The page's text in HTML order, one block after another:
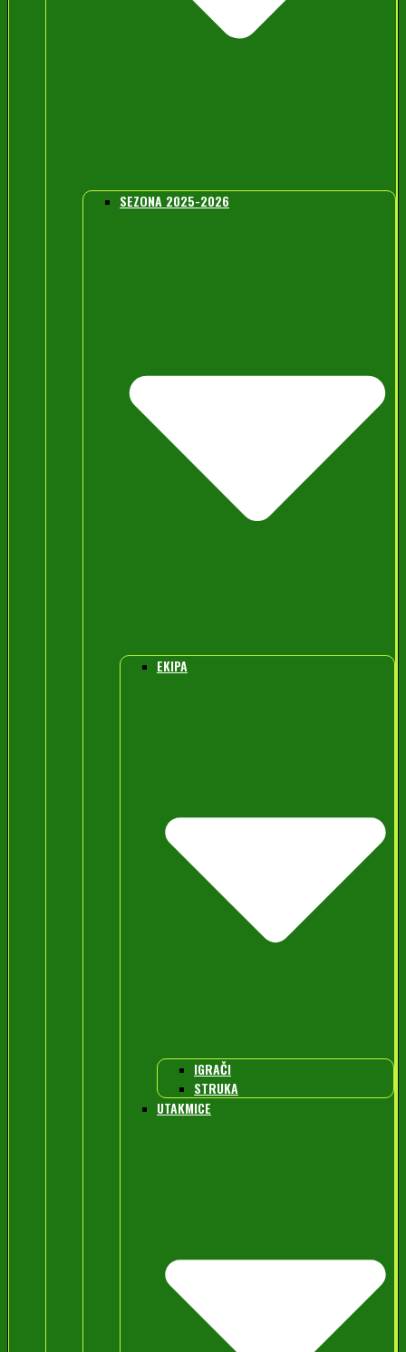
SEZONA 2025-2026
EKIPA
IGRAČI
STRUKA
UTAKMICE